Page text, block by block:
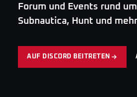
Forum und Events rund
Subnautica, Hunt und
AUF DISCORD BEITRETEN